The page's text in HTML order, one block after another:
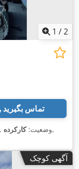
1 /2
تماس بگیرید
, وضعیت:کارکرده ,
آگهی کوچک